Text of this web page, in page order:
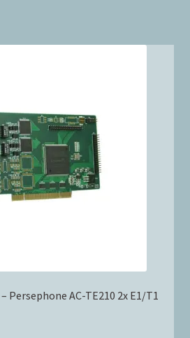
Persephone AC-TE210 2x E1/T1